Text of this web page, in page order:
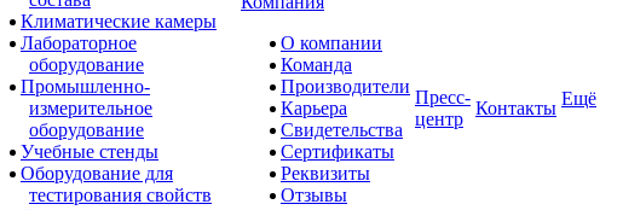
Климатические камеры
Лабораторное
оборудование
Промышленно-
измерительное
оборудование
Учебные стенды
Оборудование для
тестирования свойств
О компании
Команда
Производители
Карьера
Свидетельства
Сертификаты
Реквизиты
Отзывы
Пресс-
центр
Контакты Ещё